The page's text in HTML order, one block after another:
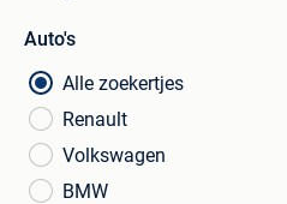
Auto's
Alle zoekertjes
Renault
Volkswagen
BMW